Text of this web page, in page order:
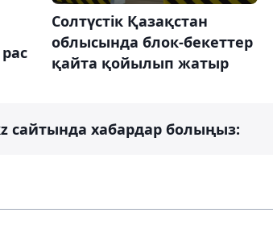
Солтүстік Қазақстан
облысында блок-бекеттер
қайта қойылып жатыр
сайтында хабардар болыңыз: